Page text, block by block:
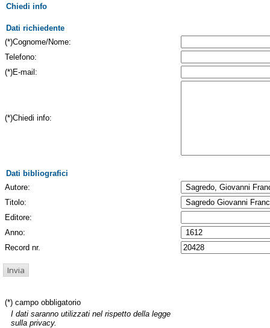
Chiedi info
Dati richiedente
(*)Cognome/Nome:
Telefono:
(*)E-mail:
(*)Chiedi info:
Dati bibliografici
Autore:
Titolo:
Editore:
Anno:
Record nr.
(*) campo obbligatorio
I dati saranno utilizzati nel rispetto della legge
sulla privacy.